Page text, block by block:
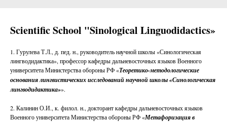
Scientific School "Sinological Linguodidactics»
1. Гурулева Т.Л., д. пед. н., руководитель научной школы «Синологическая
лингводидактика», профессор кафедры дальневосточных языков Военного
университета Министерства обороны РФ «Теоретико-методологические
основания лингвистических исследований научной школы «Синологическая
лингводидактика»».
2. Калинин О.И., к. филол. н., докторант кафедры дальневосточных языков
Военного университета Министерства обороны РФ «Метафоризация в